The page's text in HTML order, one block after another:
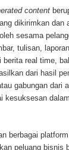
content
dikirimkan dan
sesama
tulisan,
berita real time,
dari hasil
gabungan dari
kesuksesan
berbagai
peluang bisnis